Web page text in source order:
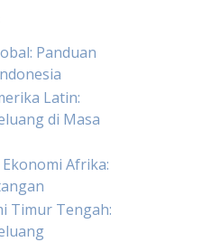
Panduan
Latin:
di Masa
Afrika:
Timur Tengah: